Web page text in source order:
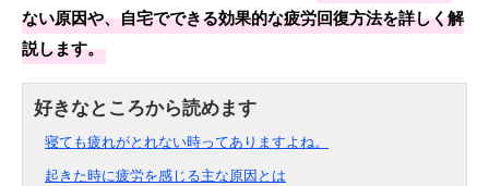
ない原因や、自宅でできる効果的な疲労回復方法を詳しく解
説します。
寝ても疲れがとれない時ってありますよね。
起きた時に疲労を感じる主な原因とは